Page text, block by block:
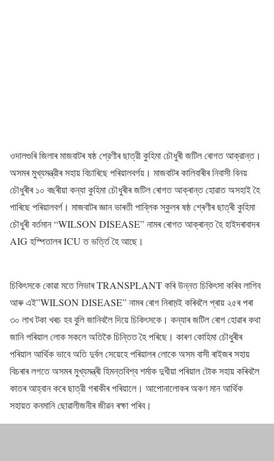
ওদালগুৰি জিলাৰ মাজবাটৰ ষষ্ঠ শ্রেণীৰ ছাত্রী কুহিমা চৌধুৰী জটিল ৰোগত আক্রান্ত।
অসমৰ মুখ্যমন্ত্রীৰ সহায় বিচাৰিছে পৰিয়ালবৰ্গয়। মাজবাটৰ কালিবাৰীৰ নিবাসী বিনয়
চৌধুৰীৰ ১০ বছৰীয়া কন্যা কুহিমা চৌধুৰীৰ জটিল ৰোগত আক্ৰান্ত হোৱাত অসহাই হৈ
পাৰিছে পৰিয়ালবৰ্গ। মাজবাটৰ জ্ঞান ভাৰতী পাব্লিক স্কুলৰ ষষ্ঠ শ্ৰেণীৰ ছাত্ৰী কুহিমা
চৌধুৰী বৰ্তমান “WILSON DISEASE” নামৰ ৰোগত আক্ৰান্ত হৈ হাইদৰাবাদৰ
AIG হস্পিতালৰ ICU ত ভৰ্ত্তি হৈ আছে।
চিকিৎসকে কোৱা মতে লিভাৰ TRANSPLANT কৰি উন্নত চিকিৎসা কৰিব লাগিব
আৰু এই”WILSON DISEASE” নামৰ ৰোগ নিৰাম়ই কৰিবলৈ প্ৰায় ২৫ৰ পৰা
৩০ লাখ টকা খৰচ হব বুলি জানিবলৈ দিয়ে চিকিৎসকে। কন্যাৰ জটিল ৰোগ হোৱাৰ কথা
জানি পৰিয়াল লোক সকলে অতিকৈ চিন্তিত হৈ পৰিছে। কাৰণ কোহিমা চৌধুৰীৰ
পৰিয়াল আৰ্থিক ভাবে অতি দুৰ্বল সেয়েহে পৰিয়ালৰ লোকে অসম বাসী ৰাইজৰ সহায়
বিচৰাৰ লগতে অসমৰ মুখ্যমন্ত্ৰী হিমন্তবিশ্ব শৰ্মাক দুখীয়া পৰিয়াল টোক সহায় কৰিবলৈ
কাতৰ আহ্বান কৰে ছাত্রী গৰাকীৰ পৰিয়ালে। আপোনালোকৰ অকণ মান আৰ্থিক
সহায়ত কনমানি ছোৱালীজনীৰ জীৱন ৰক্ষা পৰিব।